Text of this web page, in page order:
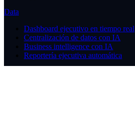
Data
Dashboard ejecutivo en tiempo real
Centralización de datos con IA
Business intelligence con IA
Reportería ejecutiva automática